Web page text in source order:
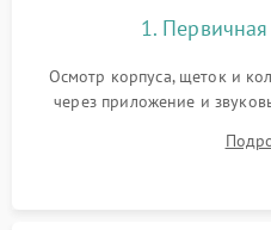
1.
Осмотр корпуса, щеток и
через приложение и
аккумулятора и
Оценка работы лидара,